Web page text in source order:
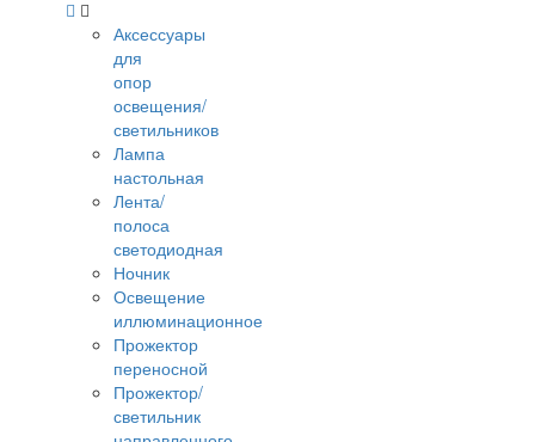
Аксессуары
для
опор
освещения/
светильников
Лампа
настольная
Лента/
полоса
светодиодная
Ночник
Освещение
иллюминационное
Прожектор
переносной
Прожектор/
светильник